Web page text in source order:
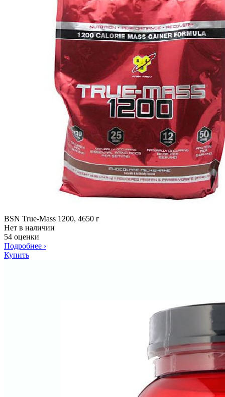
BSN True-Mass 1200, 4650 г
Нет в наличии
54 оценки
Подробнее ›
Купить